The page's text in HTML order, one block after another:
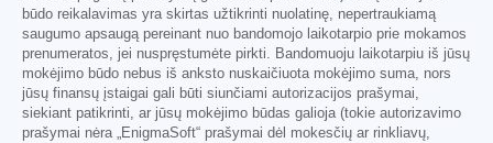
būdo reikalavimas yra skirtas užtikrinti nuolatinę, nepertraukiamą
saugumo apsaugą pereinant nuo bandomojo laikotarpio prie mokamos
prenumeratos, jei nuspręstumėte pirkti. Bandomuoju laikotarpiu iš jūsų
mokėjimo būdo nebus iš anksto nuskaičiuota mokėjimo suma, nors
jūsų finansų įstaigai gali būti siunčiami autorizacijos prašymai,
siekiant patikrinti, ar jūsų mokėjimo būdas galioja (tokie autorizavimo
prašymai nėra „EnigmaSoft“ prašymai dėl mokesčių ar rinkliavų,